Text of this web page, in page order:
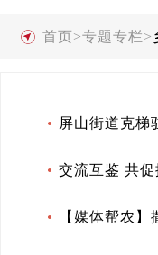
首页>专题专栏>
屏山街道克梯
交流互鉴 共
【媒体帮农